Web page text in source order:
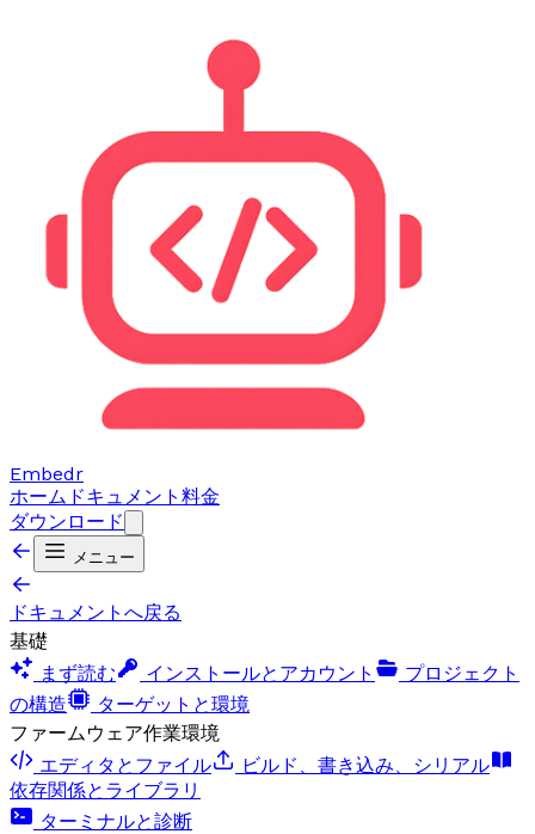
Embedr
ホーム ドキュメント 料金
ダウンロード
メニュー
ドキュメントへ戻る
基礎
まず読む インストールとアカウント
プロジェクト
の構造
ターゲットと環境
ファームウェア作業環境
エディタとファイル
ビルド、書き込み、シリアル
依存関係とライブラリ
ターミナルと診断